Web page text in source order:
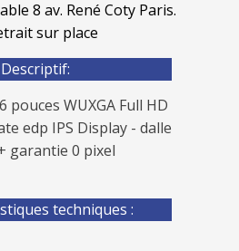
8 av. René Coty Paris.
sur place
Descriptif:
pouces WUXGA Full HD
edp IPS Display - dalle
garantie 0 pixel
techniques :